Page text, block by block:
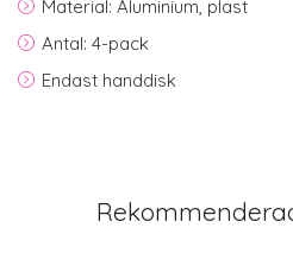
Material: Aluminium, plast
Antal: 4-pack
Endast handdisk